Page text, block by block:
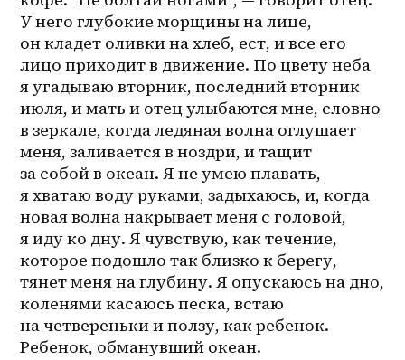
У него глубокие морщины на лице,
он кладет оливки на хлеб, ест, и все его
лицо приходит в движение. По цвету неба
я угадываю вторник, последний вторник
июля, и мать и отец улыбаются мне, словно
в зеркале, когда ледяная волна оглушает
меня, заливается в ноздри, и тащит
за собой в океан. Я не умею плавать,
я хватаю воду руками, задыхаюсь, и, когда
новая волна накрывает меня с головой,
я иду ко дну. Я чувствую, как течение,
которое подошло так близко к берегу,
тянет меня на глубину. Я опускаюсь на дно,
коленями касаюсь песка, встаю
на четвереньки и ползу, как ребенок.
Ребенок, обманувший океан.